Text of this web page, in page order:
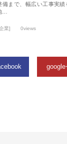
備まで、幅広い工事実績
…
業] 0views